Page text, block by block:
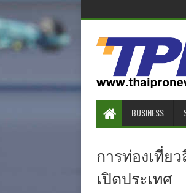
BUSINESS
การท่องเที่ย
เปิดประเทศ